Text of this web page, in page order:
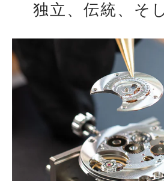
独立、伝統、そ